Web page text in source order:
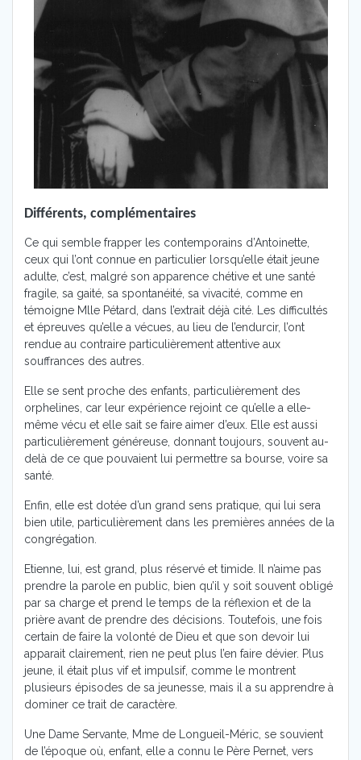
Différents, complémentaires
Ce qui semble frapper les contemporains d’Antoinette,
ceux qui l’ont connue en particulier lorsqu’elle était jeune
adulte, c’est, malgré son apparence chétive et une santé
fragile, sa gaité, sa spontanéité, sa vivacité, comme en
témoigne Mlle Pétard, dans l’extrait déjà cité. Les difficultés
et épreuves qu’elle a vécues, au lieu de l’endurcir, l’ont
rendue au contraire particulièrement attentive aux
souffrances des autres.
Elle se sent proche des enfants, particulièrement des
orphelines, car leur expérience rejoint ce qu’elle a elle-
même vécu et elle sait se faire aimer d’eux. Elle est aussi
particulièrement généreuse, donnant toujours, souvent au-
delà de ce que pouvaient lui permettre sa bourse, voire sa
santé.
Enfin, elle est dotée d’un grand sens pratique, qui lui sera
bien utile, particulièrement dans les premières années de la
congrégation.
Etienne, lui, est grand, plus réservé et timide. Il n’aime pas
prendre la parole en public, bien qu’il y soit souvent obligé
par sa charge et prend le temps de la réflexion et de la
prière avant de prendre des décisions. Toutefois, une fois
certain de faire la volonté de Dieu et que son devoir lui
apparait clairement, rien ne peut plus l’en faire dévier. Plus
jeune, il était plus vif et impulsif, comme le montrent
plusieurs épisodes de sa jeunesse, mais il a su apprendre à
dominer ce trait de caractère.
Une Dame Servante, Mme de Longueil-Méric, se souvient
de l’époque où, enfant, elle a connu le Père Pernet, vers